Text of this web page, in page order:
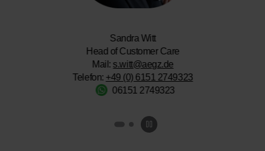
Sandra Witt
Head of Customer Care
Mail: s.witt@aegz.de
Telefon: +49 (0) 6151 2749323
06151 2749323